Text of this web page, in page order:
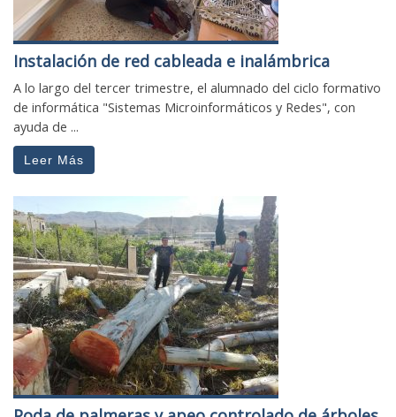
Instalación de red cableada e inalámbrica
A lo largo del tercer trimestre, el alumnado del ciclo formativo
de informática "Sistemas Microinformáticos y Redes", con
ayuda de ...
Leer Más